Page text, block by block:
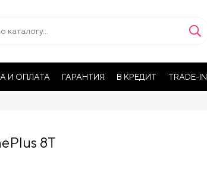
И ОПЛАТА ГАРАНТИЯ В КРЕДИТ TRADE-IN
8T